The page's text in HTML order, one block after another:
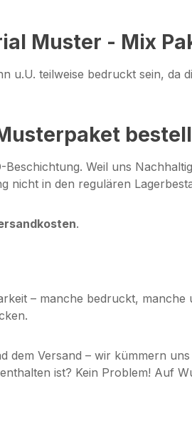
Muster - Mix
u.U. teilweise bedruckt sein, da
Beschichtung. Weil uns
nicht in den regulären
.
– manche bedruckt,
Versand – wir kümmern
ist? Kein Problem! Auf